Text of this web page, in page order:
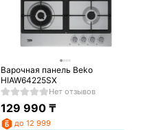
Варочная панель Beko
HIAW64225SX
Нет отзывов
129 990 ₸
до 12 999